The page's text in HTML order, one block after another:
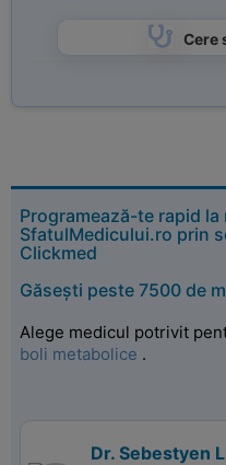
Cere
Programează-te rapid
SfatulMedicului.ro prin
Clickmed
Găsești peste 7500 de
Alege medicul potrivit
boli metabolice .
Dr. Sebestyen